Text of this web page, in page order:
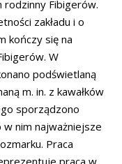
Fibigerów.
zakładu i o
kończy się na
W
podświetlaną
m. in. z kawałków
sporządzono
w nim najważniejsze
Praca
praca w